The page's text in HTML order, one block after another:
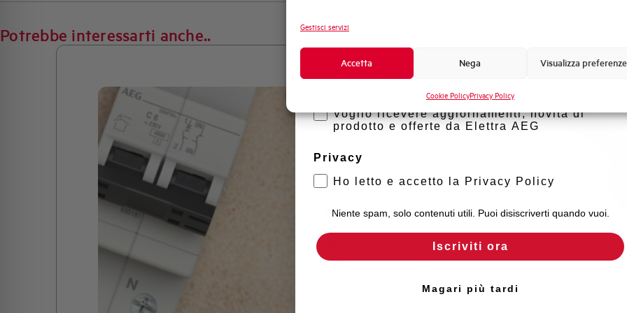
Gestisci servizi
Accetta Nega Visualizza preferenze
Cookie PolicyPrivacy Policy
Potrebbe interessarti anche..
Formazione tecnica
Voglio ricevere aggiornamenti, novità di
prodotto e offerte da Elettra AEG
Privacy
Ho letto e accetto la Privacy Policy
Niente spam, solo contenuti utili. Puoi disiscriverti quando vuoi.
Iscriviti ora
Magari più tardi